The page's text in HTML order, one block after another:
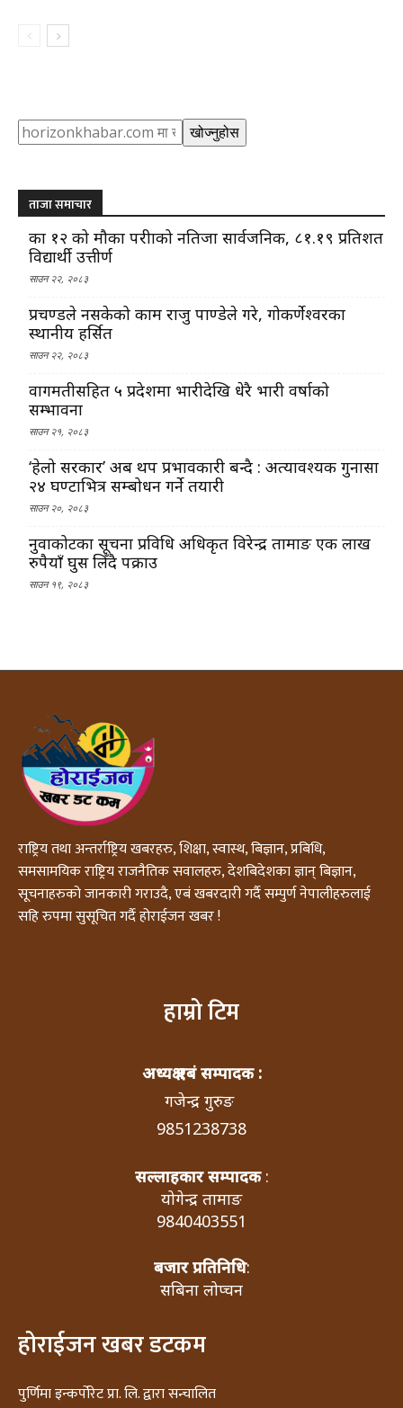
Search खोज्नुहोस
ताजा समाचार
कक्षा १२ को मौका परीक्षाको नतिजा सार्वजनिक, ८१.१९ प्रतिशत
विद्यार्थी उत्तीर्ण
साउन २२, २०८३
प्रचण्डले नसकेको काम राजु पाण्डेले गरे, गोकर्णेश्वरका
स्थानीय हर्सित
साउन २२, २०८३
वागमतीसहित ५ प्रदेशमा भारीदेखि धेरै भारी वर्षाको
सम्भावना
साउन २१, २०८३
‘हेलो सरकार’ अब थप प्रभावकारी बन्दै : अत्यावश्यक गुनासा
२४ घण्टाभित्र सम्बोधन गर्ने तयारी
साउन २०, २०८३
नुवाकोटका सूचना प्रविधि अधिकृत विरेन्द्र तामाङ एक लाख
रुपैयाँ घुस लिँदै पक्राउ
साउन १९, २०८३
राष्ट्रिय तथा अन्तर्राष्ट्रिय खबरहरु, शिक्षा, स्वास्थ, बिज्ञान, प्रबिधि,
समसामयिक राष्ट्रिय राजनैतिक सवालहरु, देशबिदेशका ज्ञान् बिज्ञान,
सूचनाहरुको जानकारी गराउदै, एबं खबरदारी गर्दै सम्पुर्ण नेपालीहरुलाई
सहि रुपमा सुसूचित गर्दै होराईजन खबर !
हाम्रो टिम
अध्यक्ष एबं सम्पादक :
गजेन्द्र गुरुङ
9851238738
सल्लाहकार सम्पादक:
योगेन्द्र तामाङ
9840403551
बजार प्रतिनिधि:
सबिना लोप्चन
होराईजन खबर डटकम
पुर्णिमा इन्कर्पोरेट प्रा. लि. द्वारा सन्चालित